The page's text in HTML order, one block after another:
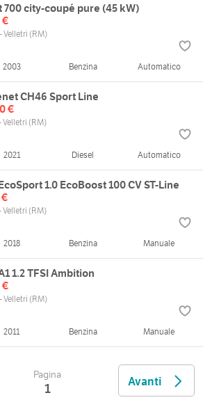
700 city-coupé pure (45 kW)
€
Velletri (RM)
2003 Benzina Automatico
CH46 Sport Line
€
Velletri (RM)
2021 Diesel Automatico
1.0 EcoBoost 100 CV ST-Line
Velletri (RM)
2018 Benzina Manuale
1.2 TFSI Ambition
€
Velletri (RM)
2011 Benzina Manuale
Pagina
1 Avanti